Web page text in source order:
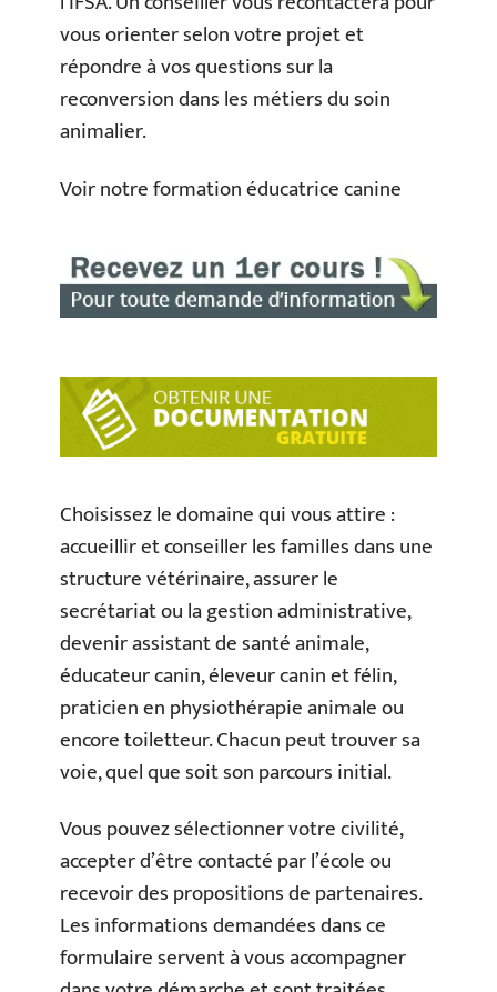
vous orienter selon votre projet et
répondre à vos questions sur la
reconversion dans les métiers du soin
animalier.
Voir notre formation éducatrice canine
Choisissez le domaine qui vous attire :
accueillir et conseiller les familles dans une
structure vétérinaire, assurer le
secrétariat ou la gestion administrative,
devenir assistant de santé animale,
éducateur canin, éleveur canin et félin,
praticien en physiothérapie animale ou
encore toiletteur. Chacun peut trouver sa
voie, quel que soit son parcours initial.
Vous pouvez sélectionner votre civilité,
accepter d’être contacté par l’école ou
recevoir des propositions de partenaires.
Les informations demandées dans ce
formulaire servent à vous accompagner